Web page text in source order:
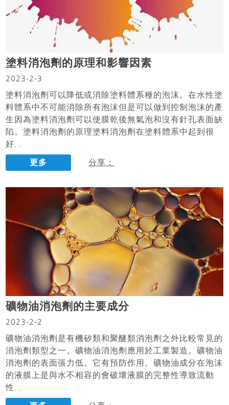
塗料消泡劑的原理和影響因素
2023-2-3
塗料消泡劑可以降低或消除塗料體系種的泡沫。在水性塗
料體系中不可能消除所有泡沫但是可以做到控制泡沫的產
生因為塗料消泡劑可以使膜乾後無氣泡和沒有針孔表面缺
陷。塗料消泡劑的原理塗料消泡劑在塗料體系中起到很
好...
更多
分享：
礦物油消泡劑的主要成分
2023-2-2
礦物油消泡劑是有機矽類和聚醚類消泡劑之外比較常見的
消泡劑類型之一。礦物油消泡劑應用於工業製造。礦物油
消泡劑的表面張力低。它有預防作用。礦物油成分在泡沫
的液膜上是與水不相容的會破壞液膜的完整性導致流動
性...